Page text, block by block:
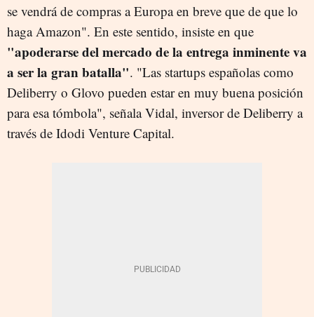
se vendrá de compras a Europa en breve que de que lo
haga Amazon". En este sentido, insiste en que
"apoderarse del mercado de la entrega inminente va
a ser la gran batalla". "Las startups españolas como
Deliberry o Glovo pueden estar en muy buena posición
para esa tómbola", señala Vidal, inversor de Deliberry a
través de Idodi Venture Capital.